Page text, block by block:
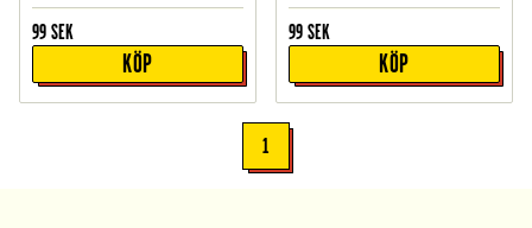
99 SEK
KÖP
99 SEK
KÖP
1